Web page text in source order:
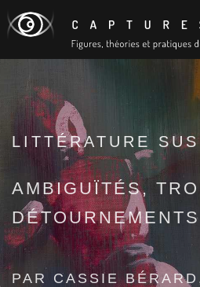
LITTÉRATURE
AMBIGUÏTÉS,
DÉTOURNEMENTS
PAR CASSIE